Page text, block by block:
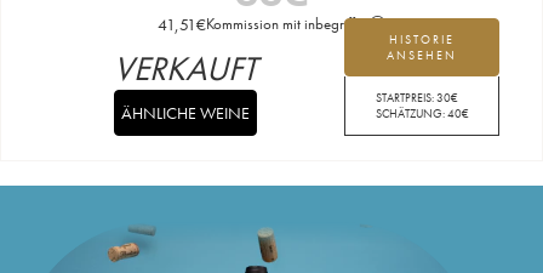
41,51€Kommission mit inbegriffen
HISTORIE
ANSEHEN
STARTPREIS:30€
SCHÄTZUNG:40€
VERKAUFT
ÄHNLICHE WEINE